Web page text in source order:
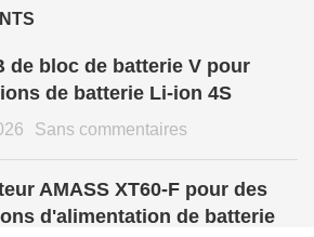
de bloc de batterie V pour
de batterie Li-ion 4S
Sans commentaires
AMASS XT60-F pour des
d'alimentation de batterie